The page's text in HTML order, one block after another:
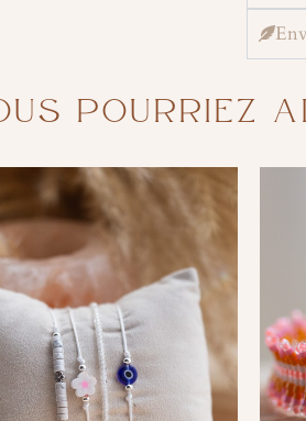
POURRIEZ